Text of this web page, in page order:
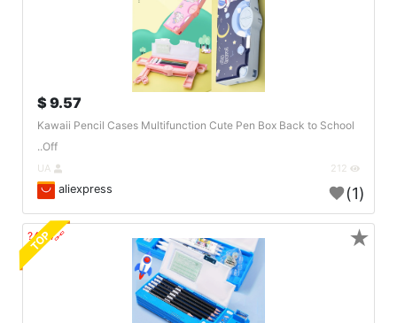
9.57 $
Kawaii Pencil Cases Multifunction Cute Pen Box Back to School
Off..
aliexpress (1)
🔗404?
TOP ★